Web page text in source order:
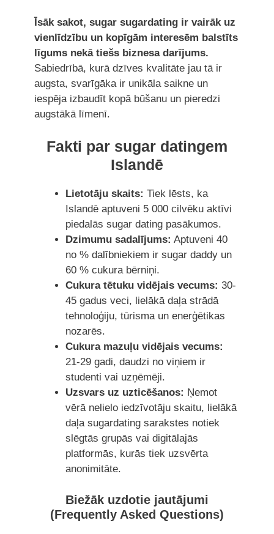
Īsāk sakot, sugar sugardating ir vairāk uz
vienlīdzību un kopīgām interesēm balstīts
līgums nekā tiešs biznesa darījums.
Sabiedrībā, kurā dzīves kvalitāte jau tā ir
augsta, svarīgāka ir unikāla saikne un
iespēja izbaudīt kopā būšanu un pieredzi
augstākā līmenī.
Fakti par sugar datingem
Islandē
Lietotāju skaits: Tiek lēsts, ka
Islandē aptuveni 5 000 cilvēku aktīvi
piedalās sugar dating pasākumos.
Dzimumu sadalījums: Aptuveni 40
no % dalībniekiem ir sugar daddy un
60 % cukura bērniņi.
Cukura tētuku vidējais vecums: 30-
45 gadus veci, lielākā daļa strādā
tehnoloģiju, tūrisma un enerģētikas
nozarēs.
Cukura mazuļu vidējais vecums:
21-29 gadi, daudzi no viņiem ir
studenti vai uzņēmēji.
Uzsvars uz uzticēšanos: Ņemot
vērā nelielo iedzīvotāju skaitu, lielākā
daļa sugardating sarakstes notiek
slēgtās grupās vai digitālajās
platformās, kurās tiek uzsvērta
anonimitāte.
Biežāk uzdotie jautājumi
(Frequently Asked Questions)